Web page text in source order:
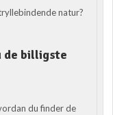
natur?
de billigste
du finder de